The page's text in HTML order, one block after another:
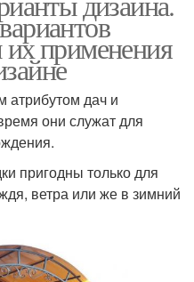
применения
атрибутом дач и
они служат для
пригодны только для
ветра или же в зимний